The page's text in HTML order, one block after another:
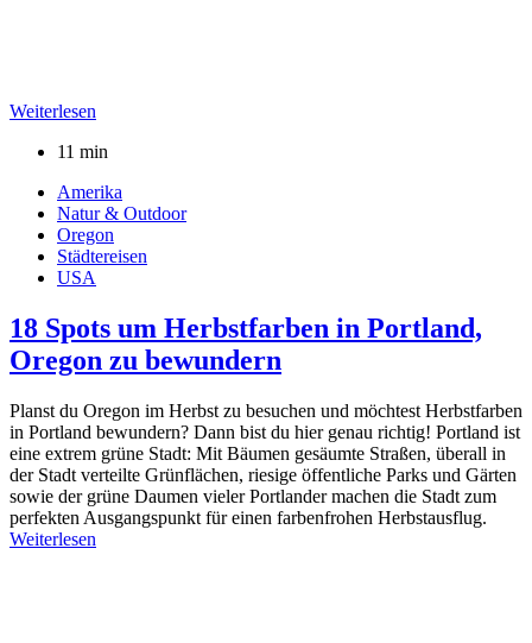
Weiterlesen
11 min
Amerika
Natur & Outdoor
Oregon
Städtereisen
USA
18 Spots um Herbstfarben in Portland,
Oregon zu bewundern
Planst du Oregon im Herbst zu besuchen und möchtest Herbstfarben
in Portland bewundern? Dann bist du hier genau richtig! Portland ist
eine extrem grüne Stadt: Mit Bäumen gesäumte Straßen, überall in
der Stadt verteilte Grünflächen, riesige öffentliche Parks und Gärten
sowie der grüne Daumen vieler Portlander machen die Stadt zum
perfekten Ausgangspunkt für einen farbenfrohen Herbstausflug.
Weiterlesen